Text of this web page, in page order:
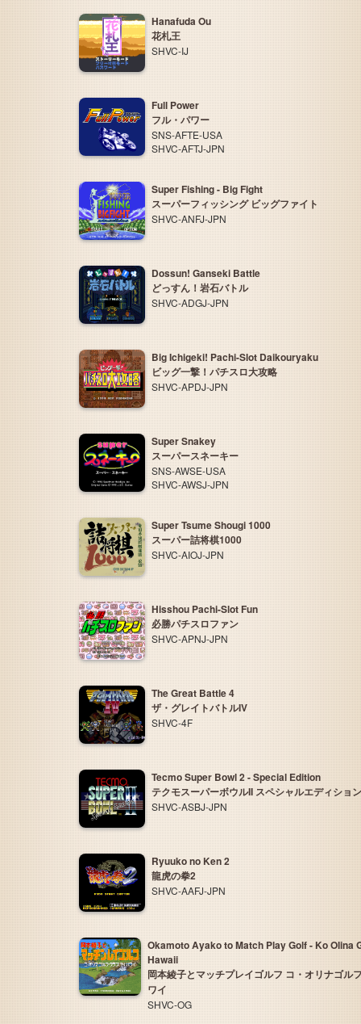
Hanafuda Ou
花札王
SHVC-IJ
Full Power
フル・パワー
SNS-AFTE-USA
SHVC-AFTJ-JPN
Super Fishing - Big Fight
スーパーフィッシング ビッグファイト
SHVC-ANFJ-JPN
Dossun! Ganseki Battle
どっすん！岩石バトル
SHVC-ADGJ-JPN
Big Ichigeki! Pachi-Slot Daikouryaku
ビッグ一撃！パチスロ大攻略
SHVC-APDJ-JPN
Super Snakey
スーパースネーキー
SNS-AWSE-USA
SHVC-AWSJ-JPN
Super Tsume Shougi 1000
スーパー詰将棋1000
SHVC-AIOJ-JPN
Hisshou Pachi-Slot Fun
必勝パチスロファン
SHVC-APNJ-JPN
The Great Battle 4
ザ・グレイトバトルIV
SHVC-4F
Tecmo Super Bowl 2 - Special Edition
テクモスーパーボウルII スペシャルエディショ
SHVC-ASBJ-JPN
Ryuuko no Ken 2
龍虎の拳2
SHVC-AAFJ-JPN
Okamoto Ayako to Match Play Golf - Ko Olina
Hawaii
岡本綾子とマッチプレイゴルフ コ・オリナゴル
ワイ
SHVC-OG